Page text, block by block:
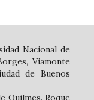
Nacional de
Viamonte
de Buenos
Quilmes. Roque